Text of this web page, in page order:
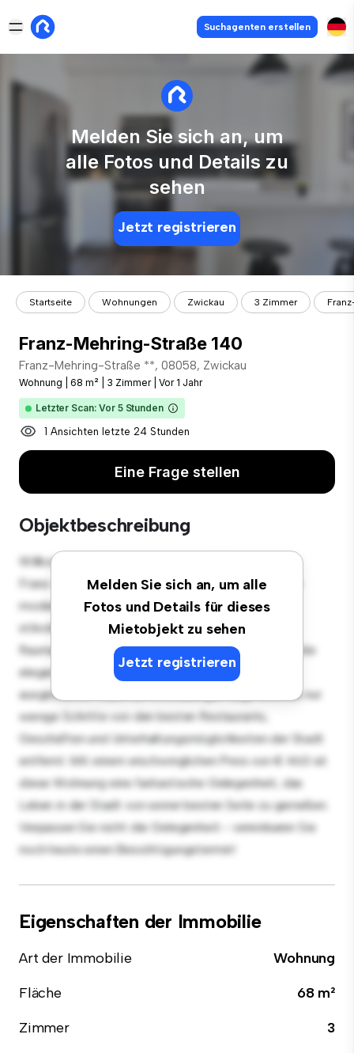
Suchagenten erstellen
Melden Sie sich an, um
alle Fotos und Details zu
sehen
Jetzt registrieren
Startseite Wohnungen Zwickau 3 Zimmer
Franz-Mehring-Straße 140
Franz-Mehring-Straße **, 08058, Zwickau
Wohnung 68 m² 3 Zimmer Vor 1 Jahr
Letzter Scan: Vor 5 Stunden
1 Ansichten letzte 24 Stunden
Eine Frage stellen
Objektbeschreibung
Melden Sie sich an, um alle
Fotos und Details für dieses
Mietobjekt zu sehen
Jetzt registrieren
Willkommen in Ihrem neuen urbanen Rückzugsort in
Franz-Mehring-Straße 140, 08058, Zwickau! Diese
moderne 3 Schlafzimmer-Wohnung bietet einen
stilvollen und gemütlichen Lebensraum. Die offene
Raumaufteilung eignet sich perfekt für Gäste, und die
elegante Küche ist mit erstklassigen Geräten
ausgestattet. Dank der erstklassigen Lage sind Sie nur
wenige Schritte von den besten Restaurants,
Geschäften und Unterhaltungsmöglichkeiten der Stadt
entfernt. Mit einem erschwinglichen Preis von € 463 ist
diese Wohnung eine fantastische Gelegenheit, das
Leben in der Stadt von seiner besten Seite zu genießen.
Verpassen Sie nicht die Gelegenheit - vereinbaren Sie
noch heute einen Besichtigungstermin!
Eigenschaften der Immobilie
Art der Immobilie
Wohnung
Fläche
68 m²
Zimmer
3